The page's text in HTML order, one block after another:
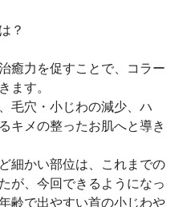
？
癒力を促すことで、コラー
ます。
毛穴・小じわの減少、ハ
キメの整ったお肌へと導き
細かい部位は、これまでの
が、今回できるようになっ
齢で出やすい首の小じわや